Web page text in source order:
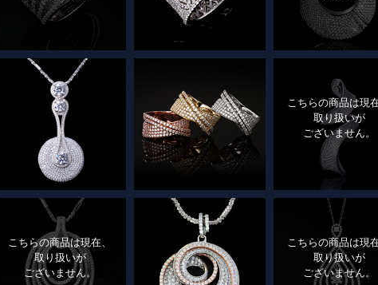
こちらの商品は現
取り扱いが
ございません。
こちらの商品は現在、
取り扱いが
ございません。
こちらの商品は現
取り扱いが
ございません。